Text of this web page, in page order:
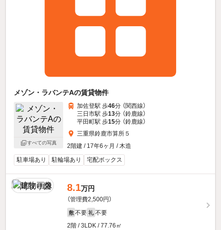
メゾン・ラバンテAの賃貸物件
すべての写真
加佐登駅 歩46分 （関西線）
三日市駅 歩13分 （鈴鹿線）
平田町駅 歩15分 （鈴鹿線）
三重県鈴鹿市算所５
2階建 / 17年6ヶ月 / 木造
駐車場あり
駐輪場あり 宅配ボックス
8.1万円
（管理費2,500円）
敷 不要 礼 不要
2階 / 3LDK / 77.76㎡